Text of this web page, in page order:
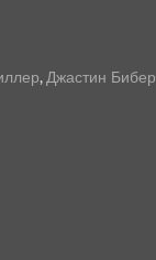
,Джастин Бибер